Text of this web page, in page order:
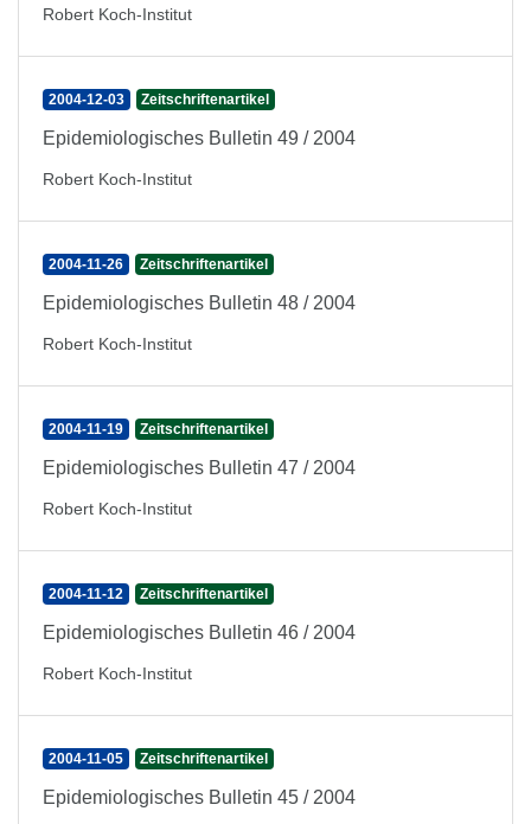
Robert Koch-Institut
2004-12-03 Zeitschriftenartikel
Epidemiologisches Bulletin 49 / 2004
Robert Koch-Institut
2004-11-26 Zeitschriftenartikel
Epidemiologisches Bulletin 48 / 2004
Robert Koch-Institut
2004-11-19 Zeitschriftenartikel
Epidemiologisches Bulletin 47 / 2004
Robert Koch-Institut
2004-11-12 Zeitschriftenartikel
Epidemiologisches Bulletin 46 / 2004
Robert Koch-Institut
2004-11-05 Zeitschriftenartikel
Epidemiologisches Bulletin 45 / 2004